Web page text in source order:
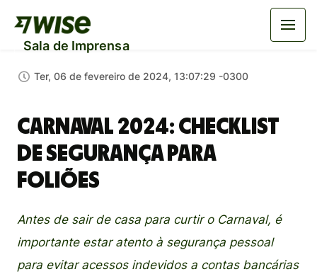
Sala de Imprensa
Ter, 06 de fevereiro de 2024, 13:07:29 -0300
Carnaval 2024: checklist
de segurança para
foliões
Antes de sair de casa para curtir o Carnaval, é
importante estar atento à segurança pessoal
para evitar acessos indevidos a contas bancárias